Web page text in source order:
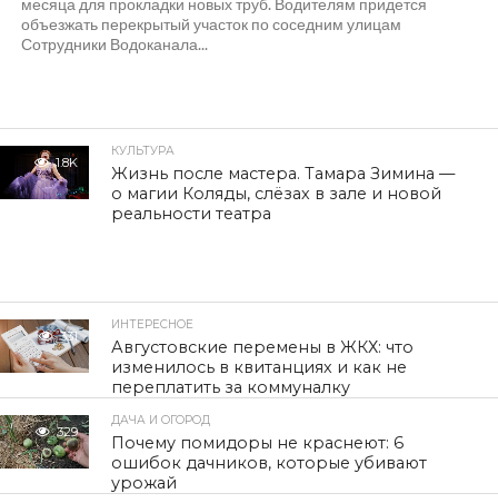
месяца для прокладки новых труб. Водителям придется
объезжать перекрытый участок по соседним улицам
Сотрудники Водоканала...
1.8K
КУЛЬТУРА
Жизнь после мастера. Тамара Зимина —
о магии Коляды, слёзах в зале и новой
реальности театра
331
ИНТЕРЕСНОЕ
Августовские перемены в ЖКХ: что
изменилось в квитанциях и как не
переплатить за коммуналку
329
ДАЧА И ОГОРОД
Почему помидоры не краснеют: 6
ошибок дачников, которые убивают
урожай